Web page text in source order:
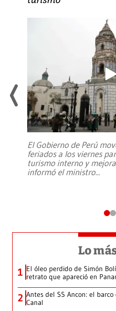
El Gobierno de Perú
feriados a los viernes
turismo interno y
informó el ministro...
Lo
1 El óleo perdido de Simón
retrato que apareció en
2 Antes del SS Ancon: el
Canal